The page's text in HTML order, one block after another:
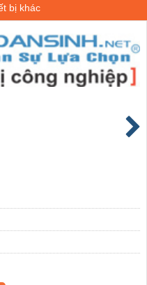
bị khác